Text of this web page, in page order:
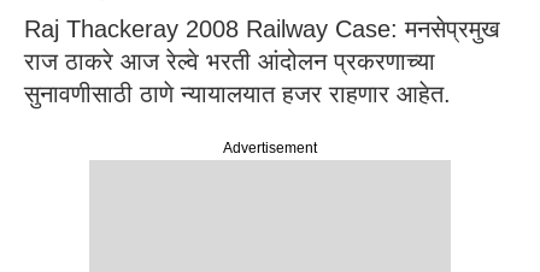
Advertisement
Raj Thackeray 2008 Railway Case: मनसेप्रमुख
राज ठाकरे आज रेल्वे भरती आंदोलन प्रकरणाच्या
सुनावणीसाठी ठाणे न्यायालयात हजर राहणार आहेत.